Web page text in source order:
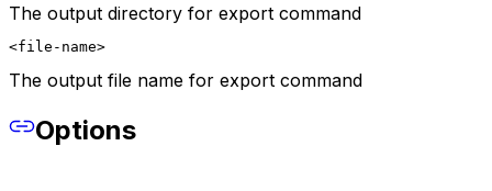
The output directory for export command
<file-name>
The output file name for export command
Options